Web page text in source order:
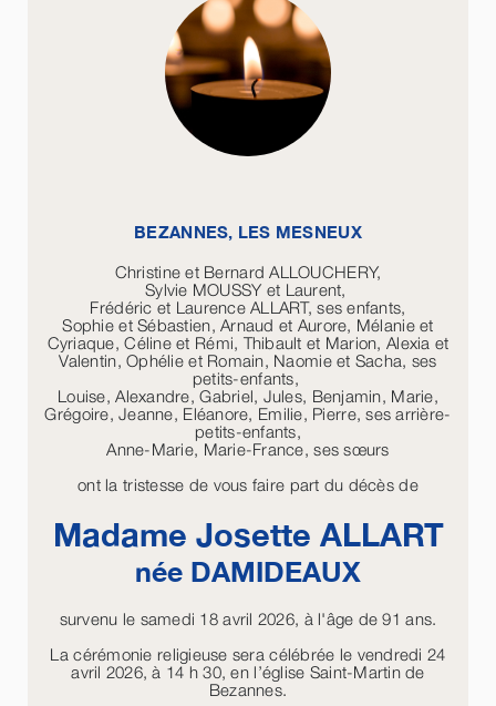
BEZANNES, LES MESNEUX
Christine et Bernard ALLOUCHERY,
Sylvie MOUSSY et Laurent,
Frédéric et Laurence ALLART, ses enfants,
Sophie et Sébastien, Arnaud et Aurore, Mélanie et
Cyriaque, Céline et Rémi, Thibault et Marion, Alexia et
Valentin, Ophélie et Romain, Naomie et Sacha, ses
petits-enfants,
Louise, Alexandre, Gabriel, Jules, Benjamin, Marie,
Grégoire, Jeanne, Eléanore, Emilie, Pierre, ses arrière-
petits-enfants,
Anne-Marie, Marie-France, ses sœurs
ont la tristesse de vous faire part du décès de
Madame Josette ALLART
née DAMIDEAUX
survenu le samedi 18 avril 2026, à l'âge de 91 ans.
La cérémonie religieuse sera célébrée le vendredi 24
avril 2026, à 14 h 30, en l’église Saint-Martin de
Bezannes.